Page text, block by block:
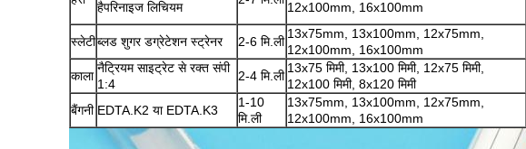
हैपरिनाइज लिचियम
12x100mm, 16x100mm
स्लेटीब्लड शुगर डग्रेटेशन स्ट्रेनर 2-6 मि.ली
13x75mm, 13x100mm, 12x75mm,
12x100mm, 16x100mm
काला
नैट्रियम साइट्रेट से रक्त संपी
1:4
2-4 मि.ली
13x75 मिमी, 13x100 मिमी, 12x75 मिमी,
12x100 मिमी, 8x120 मिमी
बैंगनी EDTA.K2 या EDTA.K3
1-10
मि.ली
13x75mm, 13x100mm, 12x75mm,
12x100mm, 16x100mm